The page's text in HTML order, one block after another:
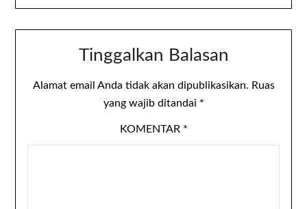
Tinggalkan Balasan
Alamat email Anda tidak akan dipublikasikan. Ruas
yang wajib ditandai *
KOMENTAR *